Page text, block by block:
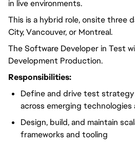
in live environments.
This is a hybrid role, onsite three
City, Vancouver, or Montreal.
The Software Developer in Test
Development Production.
Responsibilities:
Define and drive test
across emerging technologies
Design, build, and maintain
frameworks and tooling